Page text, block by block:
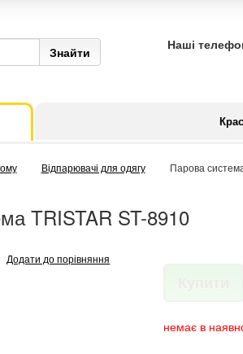
Наші
Відпарювачі для одягу Парова
TRISTAR ST-8910
Додати до порівняння
немає в